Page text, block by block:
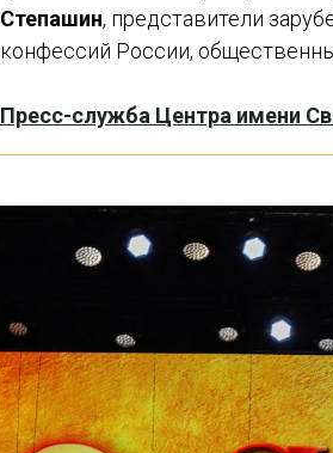
Степашин, представители
конфессий России,
Пресс-служба Центра имени